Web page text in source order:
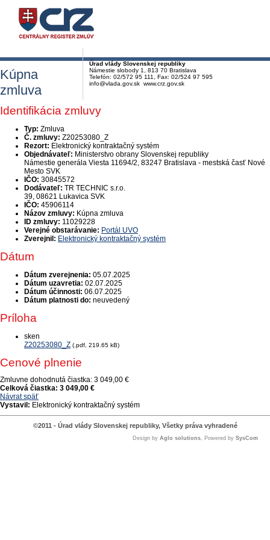
Úrad vlády Slovenskej republiky
Námestie slobody 1, 813 70 Bratislava
Telefón: 02/572 95 111, Fax: 02/524 97 595
info@vlada.gov.sk www.crz.gov.sk
Kúpna
zmluva
Identifikácia zmluvy
Typ: Zmluva
Č. zmluvy: Z20253080_Z
Rezort: Elektronický kontraktačný systém
Objednávateľ: Ministerstvo obrany Slovenskej republiky
Námestie generála Viesta 11694/2, 83247 Bratislava - mestská časť Nové
Mesto SVK
IČO: 30845572
Dodávateľ: TR TECHNIC s.r.o.
39, 08621 Lukavica SVK
IČO: 45906114
Názov zmluvy: Kúpna zmluva
ID zmluvy: 11029228
Verejné obstarávanie: Portál UVO
Zverejnil: Elektronický kontraktačný systém
Dátum
Dátum zverejnenia: 05.07.2025
Dátum uzavretia: 02.07.2025
Dátum účinnosti: 06.07.2025
Dátum platnosti do: neuvedený
Príloha
sken
Z20253080_Z (.pdf, 219.65 kB)
Cenové plnenie
Zmluvne dohodnutá čiastka: 3 049,00 €
Celková čiastka: 3 049,00 €
Návrat späť
Vystavil: Elektronický kontraktačný systém
©2011 - Úrad vlády Slovenskej republiky, Všetky práva vyhradené
Design by Aglo solutions, Powered by SysCom